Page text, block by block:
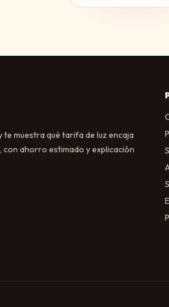
te muestra qué tarifa de luz encaja
con ahorro estimado y explicación